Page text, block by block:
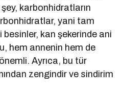
karbonhidratların
yani tam
besinler, kan şekerinde ani
hem annenin hem de
Ayrıca, bu tür
zengindir ve sindirim